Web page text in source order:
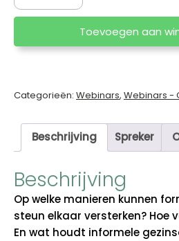
kracht
informele
Leontine
aantal
Toevoegen aan
Categorieën: Webinars, Webinars -
Beschrijving Spreker
Beschrijving
Op welke manieren kunnen
steun elkaar versterken? Hoe
En wat houdt informele